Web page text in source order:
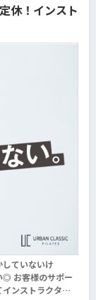
休！インスト
ていないけ
ー
ンストラクター